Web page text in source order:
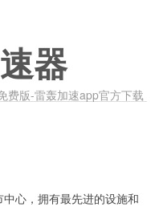
器
费版-雷轰加速app官方下载
心，拥有最先进的设施和